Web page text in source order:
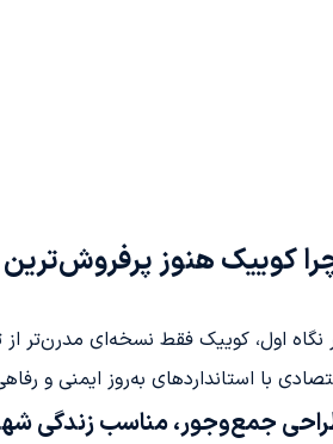
کوییک هنوز
نگاه اول، کوییک فقط نسخه‌ای مدرن‌تر
با استانداردهای به‌روز ایمنی و
جمع‌وجور، مناسب زندگی